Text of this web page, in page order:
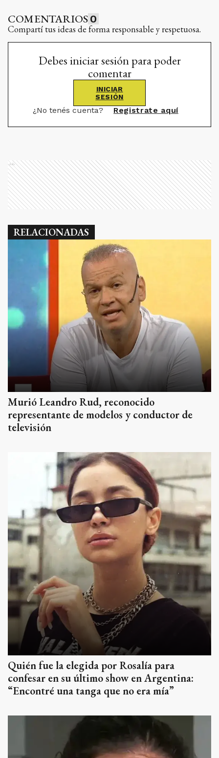
COMENTARIOS 0
Compartí tus ideas de forma responsable y respetuosa.
Debes iniciar sesión para poder
comentar
INICIAR
SESIÓN
¿No tenés cuenta? Registrate aquí
Ads
RELACIONADAS
Murió Leandro Rud, reconocido
representante de modelos y conductor de
televisión
Quién fue la elegida por Rosalía para
confesar en su último show en Argentina:
“Encontré una tanga que no era mía”